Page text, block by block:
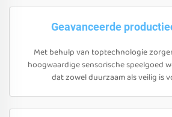
Geavanceerde
Met behulp van toptechnologie
hoogwaardige sensorische speelgoed
dat zowel duurzaam als veilig is